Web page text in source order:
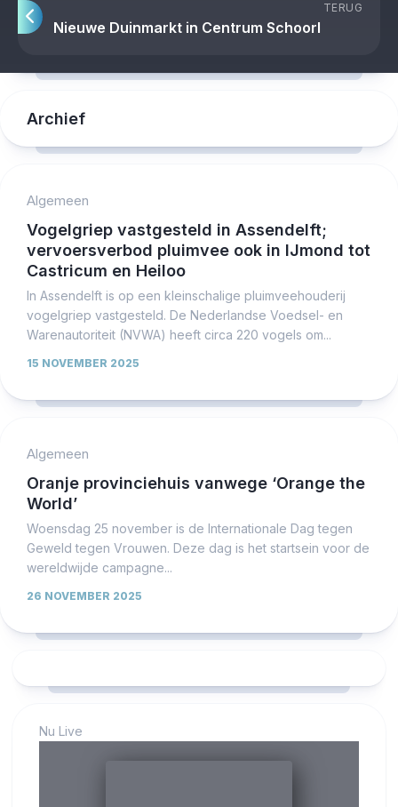
TERUG
Nieuwe Duinmarkt in Centrum Schoorl
Archief
Algemeen
Vogelgriep vastgesteld in Assendelft;
vervoersverbod pluimvee ook in IJmond tot
Castricum en Heiloo
In Assendelft is op een kleinschalige pluimveehouderij
vogelgriep vastgesteld. De Nederlandse Voedsel- en
Warenautoriteit (NVWA) heeft circa 220 vogels om...
15 NOVEMBER 2025
Algemeen
Oranje provinciehuis vanwege ‘Orange the
World’
Woensdag 25 november is de Internationale Dag tegen
Geweld tegen Vrouwen. Deze dag is het startsein voor de
wereldwijde campagne...
26 NOVEMBER 2025
Nu Live